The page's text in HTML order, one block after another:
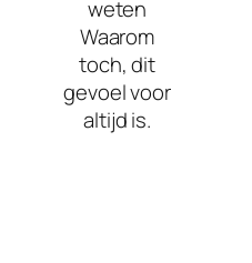
weten
Waarom
toch, dit
gevoel voor
altijd is.